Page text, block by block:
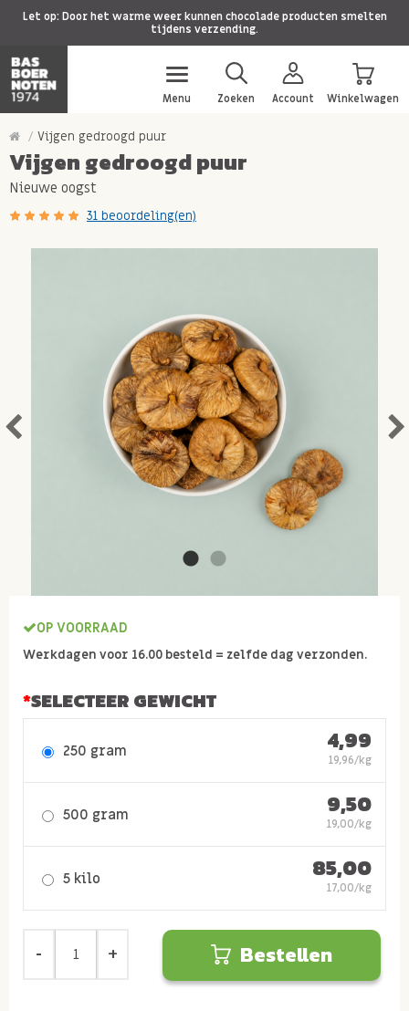
Let op: Door het warme weer kunnen chocolade producten smelten
tijdens verzending.
Menu Zoeken Account Winkelwagen
Vijgen gedroogd puur
Vijgen gedroogd puur
Nieuwe oogst
31 beoordeling(en)
OP VOORRAAD
Werkdagen voor 16.00 besteld = zelfde dag verzonden.
SELECTEER GEWICHT
250 gram 4,99
19,96/kg
500 gram 9,50
19,00/kg
5 kilo 85,00
17,00/kg
Bestellen